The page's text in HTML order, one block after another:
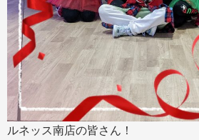
ルネッス南店の皆さん！